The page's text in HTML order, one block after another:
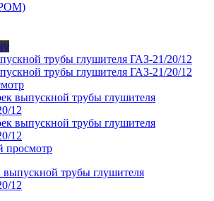
просмотр
выпускной трубы глушителя
12